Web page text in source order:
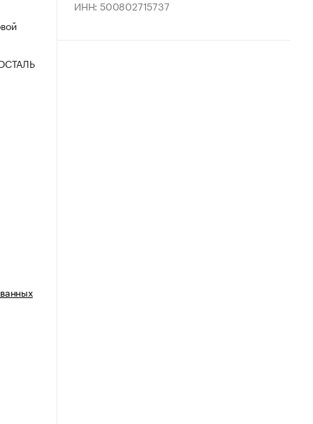
ИНН: 500802715737